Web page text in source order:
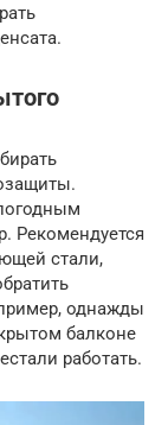
Рекомендуется
стали,
однажды
балконе
работать.